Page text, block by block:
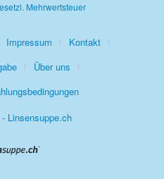
Mehrwertsteuer
Impressum
Kontakt
Über uns
Linsensuppe.ch